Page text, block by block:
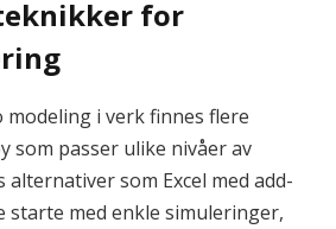
for
modeling i verk finnes flere
som passer ulike nivåer av
som Excel med add-
starte med enkle simuleringer,